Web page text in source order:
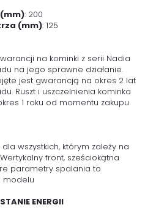
: 200
(mm): 125
na kominki z serii Nadia
na jego sprawne działanie.
jest gwarancją na okres 2 lat
Ruszt i uszczelnienia kominka
1 roku od momentu zakupu
wszystkich, którym zależy na
front, sześciokątna
parametry spalania to
modelu
ENERGII